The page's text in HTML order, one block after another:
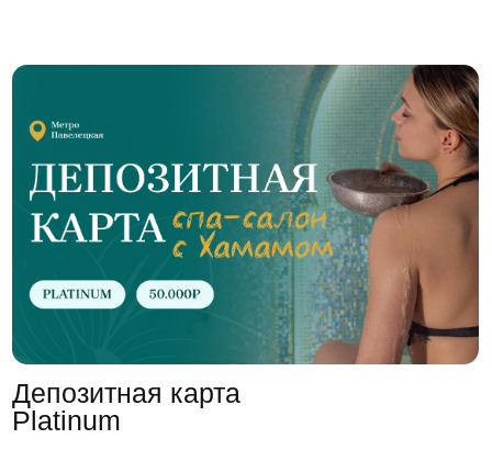
100 000 р.
Заказать
Бесплатная доставка товаров розничного
сертификата
Срок действия: